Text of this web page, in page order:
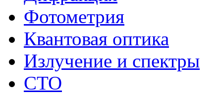
Фотометрия
Квантовая оптика
Излучение и спектры
СТО